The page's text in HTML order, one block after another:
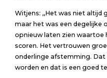
Witjens: ,,Het was niet altijd
maar het was een degelijke
opnieuw laten zien waartoe
scoren. Het vertrouwen
onderlinge afstemming.
worden en dat is een goed